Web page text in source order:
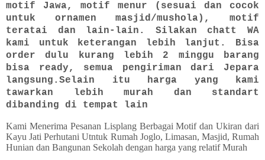
motif Jawa, motif menur (sesuai dan cocok
untuk ornamen masjid/mushola), motif
teratai dan lain-lain. Silakan chatt WA
kami untuk keterangan lebih lanjut. Bisa
order dulu kurang lebih 2 minggu barang
bisa ready, semua pengiriman dari Jepara
langsung.Selain itu harga yang kami
tawarkan lebih murah dan standart
dibanding di tempat lain
Kami Menerima Pesanan Lisplang Berbagai Motif dan Ukiran dari
Kayu Jati Perhutani Utntuk Rumah Joglo, Limasan, Masjid, Rumah
Hunian dan Bangunan Sekolah dengan harga yang relatif Murah